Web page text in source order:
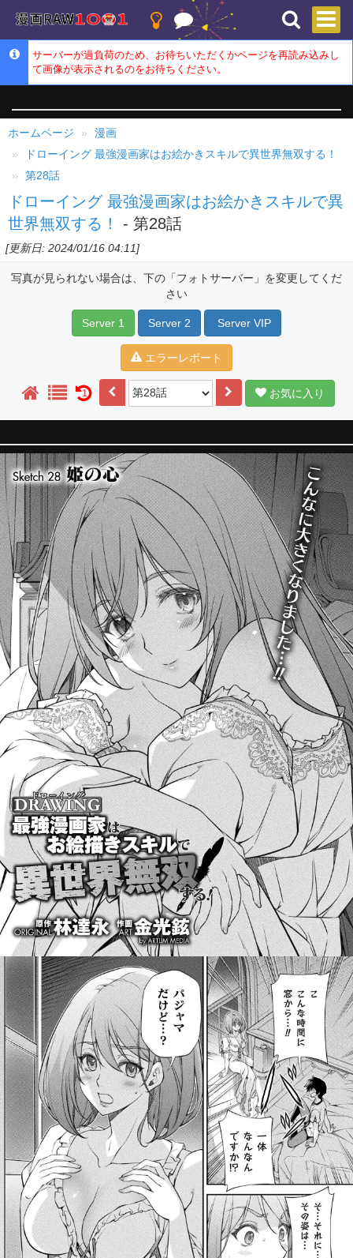
サーバーが過負荷のため、お待ちいただくかページを再読み込みし
て画像が表示されるのをお待ちください。
ホームページ
漫画
ドローイング 最強漫画家はお絵かきスキルで異世界無双する！
第28話
ドローイング 最強漫画家はお絵かきスキルで異
世界無双する！
- 第28話
[更新日: 2024/01/16 04:11]
写真が見られない場合は、下の「フォトサーバー」を変更してくだ
さい
Server 1 Server 2 Server VIP
エラーレポート
1 お気に入り